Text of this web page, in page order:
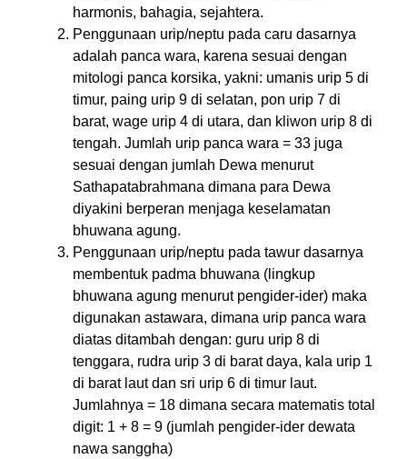
harmonis, bahagia, sejahtera.
Penggunaan urip/neptu pada caru dasarnya
adalah panca wara, karena sesuai dengan
mitologi panca korsika, yakni: umanis urip 5 di
timur, paing urip 9 di selatan, pon urip 7 di
barat, wage urip 4 di utara, dan kliwon urip 8 di
tengah. Jumlah urip panca wara = 33 juga
sesuai dengan jumlah Dewa menurut
Sathapatabrahmana dimana para Dewa
diyakini berperan menjaga keselamatan
bhuwana agung.
Penggunaan urip/neptu pada tawur dasarnya
membentuk padma bhuwana (lingkup
bhuwana agung menurut pengider-ider) maka
digunakan astawara, dimana urip panca wara
diatas ditambah dengan: guru urip 8 di
tenggara, rudra urip 3 di barat daya, kala urip 1
di barat laut dan sri urip 6 di timur laut.
Jumlahnya = 18 dimana secara matematis total
digit: 1 + 8 = 9 (jumlah pengider-ider dewata
nawa sanggha)